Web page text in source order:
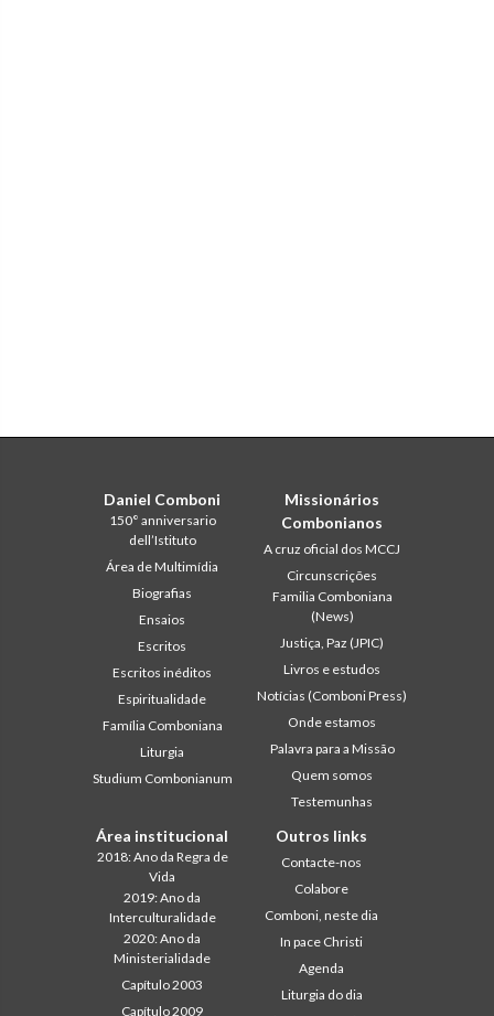
Daniel Comboni
150° anniversario
dell’Istituto
Área de Multimídia
Biografias
Ensaios
Escritos
Escritos inéditos
Espiritualidade
Família Comboniana
Liturgia
Studium Combonianum
Missionários
Combonianos
A cruz oficial dos MCCJ
Circunscrições
Familia Comboniana
(News)
Justiça, Paz (JPIC)
Livros e estudos
Notícias (Comboni Press)
Onde estamos
Palavra para a Missão
Quem somos
Testemunhas
Área institucional
2018: Ano da Regra de
Vida
2019: Ano da
Interculturalidade
2020: Ano da
Ministerialidade
Capítulo 2003
Capítulo 2009
Outros links
Contacte-nos
Colabore
Comboni, neste dia
In pace Christi
Agenda
Liturgia do dia